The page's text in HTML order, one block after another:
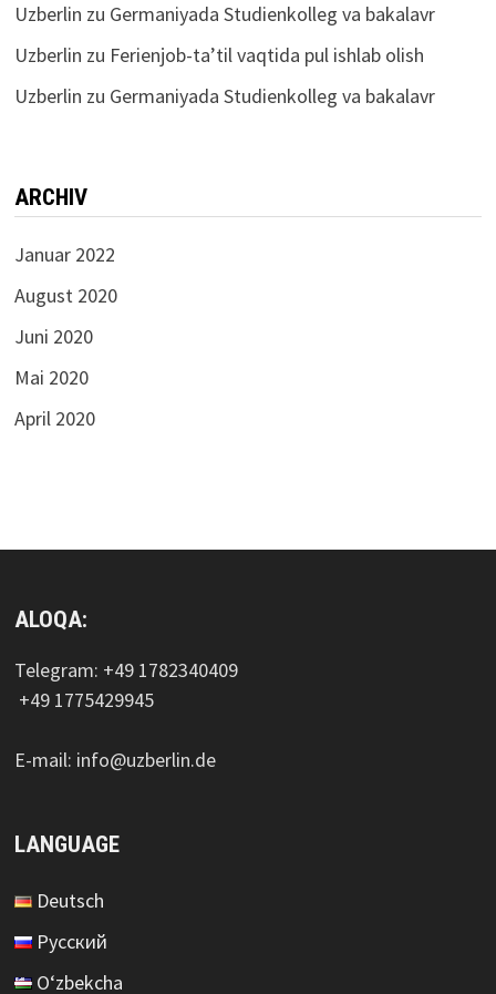
Uzberlin zu Germaniyada Studienkolleg va bakalavr
Uzberlin zu Ferienjob-ta’til vaqtida pul ishlab olish
Uzberlin zu Germaniyada Studienkolleg va bakalavr
ARCHIV
Januar 2022
August 2020
Juni 2020
Mai 2020
April 2020
ALOQA:
Telegram: +49 1782340409
+49 1775429945
E-mail: info@uzberlin.de
LANGUAGE
Deutsch
Русский
O‘zbekcha